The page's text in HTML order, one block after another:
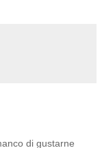
di gustarne